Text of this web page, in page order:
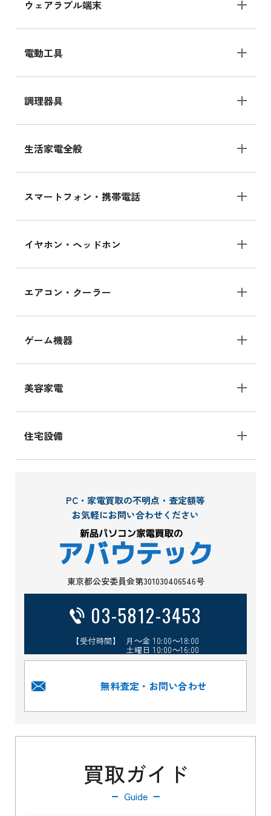
ウェアラブル端末
電動工具
調理器具
生活家電全般
スマートフォン・携帯電話
イヤホン・ヘッドホン
エアコン・クーラー
ゲーム機器
美容家電
住宅設備
PC・家電買取の不明点・査定額等
お気軽にお問い合わせください
東京都公安委員会第301030406546号
03-5812-3453
【受付時間】 月～金 10:00～18:00
土曜日 10:00～16:00
無料査定・お問い合わせ
買取ガイド
Guide